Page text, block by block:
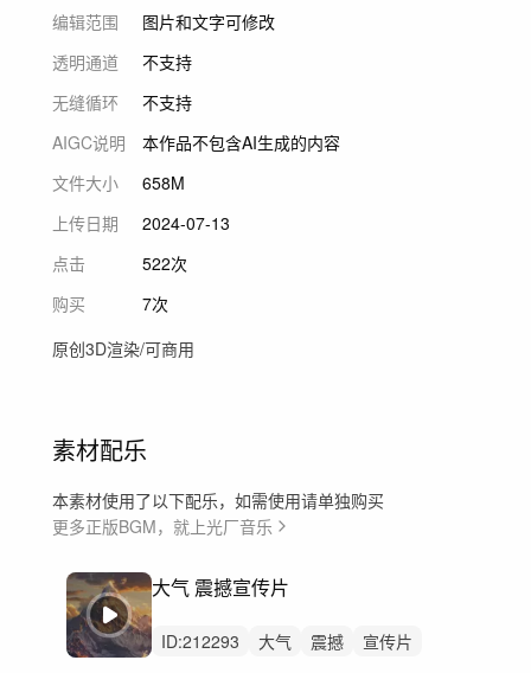
编辑范围
图片和文字可修改
透明通道
不支持
无缝循环
不支持
AIGC说明
本作品不包含AI生成的内容
文件大小
658M
上传日期
2024-07-13
点击
522次
购买
7次
原创3D渲染/可商用
素材配乐
本素材使用了以下配乐，如需使用请单独购买
更多正版BGM，就上光厂音乐
大气 震撼宣传片
ID:212293 大气 震撼
宣传片